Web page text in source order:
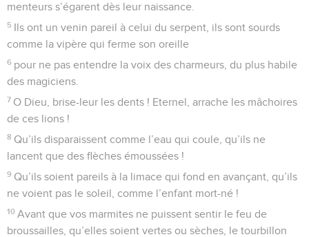
menteurs s’égarent dès leur naissance.
5 Ils ont un venin pareil à celui du serpent, ils sont sourds
comme la vipère qui ferme son oreille
6 pour ne pas entendre la voix des charmeurs, du plus habile
des magiciens.
7 O Dieu, brise-leur les dents ! Eternel, arrache les mâchoires
de ces lions !
8 Qu’ils disparaissent comme l’eau qui coule, qu’ils ne
lancent que des flèches émoussées !
9 Qu’ils soient pareils à la limace qui fond en avançant, qu’ils
ne voient pas le soleil, comme l’enfant mort-né !
10 Avant que vos marmites ne puissent sentir le feu de
broussailles, qu’elles soient vertes ou sèches, le tourbillon